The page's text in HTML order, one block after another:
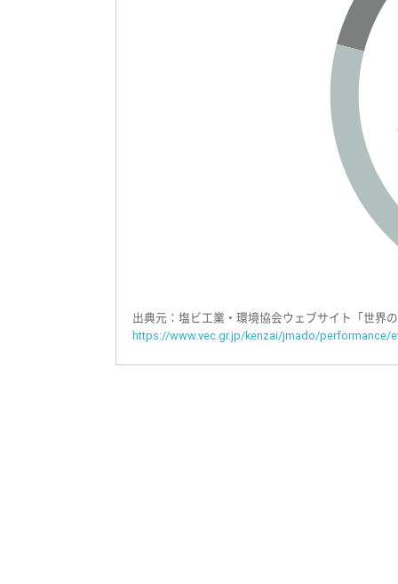
出典元：塩ビ工業・環境協会ウェブサイト「世界
https://www.vec.gr.jp/kenzai/jmado/performance/